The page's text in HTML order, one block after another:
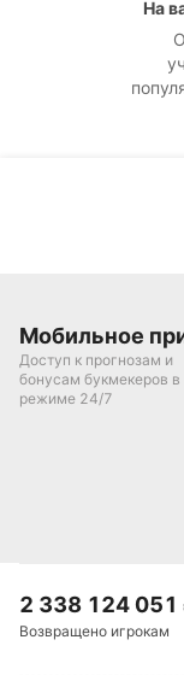
На
Мобильное
Доступ к прогнозам и
бонусам букмекеров в
режиме 24/7
2 338 124 051
Возвращено игрокам